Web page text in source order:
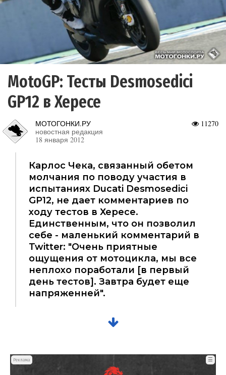
MotoGP: Тесты Desmosedici
GP12 в Хересе
11270
МОТОГОНКИ.РУ
новостная редакция
18 января 2012
Карлос Чека, связанный обетом
молчания по поводу участия в
испытаниях Ducati Desmosedici
GP12, не дает комментариев по
ходу тестов в Хересе.
Единственным, что он позволил
себе - маленький комментарий в
Twitter: "Очень приятные
ощущения от мотоцикла, мы все
неплохо поработали [в первый
день тестов]. Завтра будет еще
напряженней".
Реклама ☰